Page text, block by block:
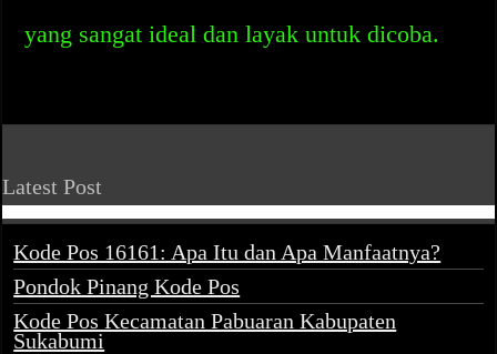
yang sangat ideal dan layak untuk dicoba.
Latest Post
Kode Pos 16161: Apa Itu dan Apa Manfaatnya?
Pondok Pinang Kode Pos
Kode Pos Kecamatan Pabuaran Kabupaten
Sukabumi